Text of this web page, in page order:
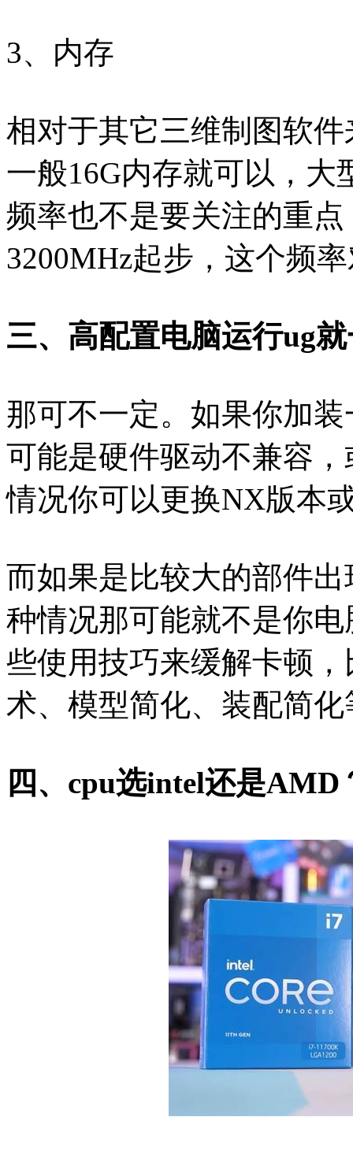
3、内存
相对于其它三维制图软
一般16G内存就可以，大
频率也不是要关注的重
3200MHz起步，这个频
三、高配置电脑运行ug
那可不一定。如果你加
可能是硬件驱动不兼容
情况你可以更换NX版本
而如果是比较大的部件
种情况那可能就不是你
些使用技巧来缓解卡顿
术、模型简化、装配简化
四、cpu选intel还是AMD